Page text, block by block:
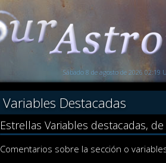
Sábado 8 de agosto de 2026 02:19
Variables Destacadas
Estrellas Variables destacadas,
Comentarios sobre la sección o